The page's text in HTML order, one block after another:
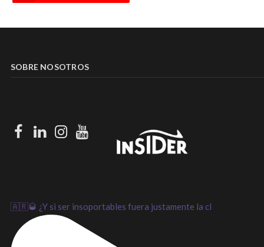
SOBRE NOSOTROS
Facebook
LinkedIn
Instagram
Youtube
🇦🇷🥃 ¿Y si ser insoportables fuera justamente la cl